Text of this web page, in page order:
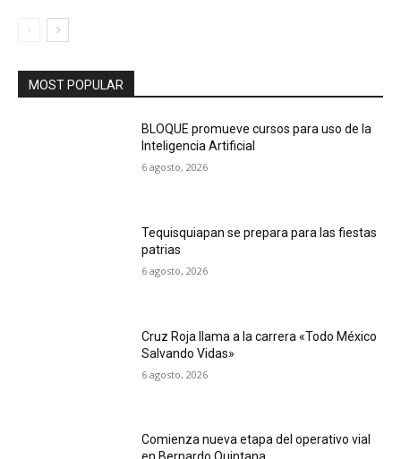
MOST POPULAR
BLOQUE promueve cursos para uso de la
Inteligencia Artificial
6 agosto, 2026
Tequisquiapan se prepara para las fiestas
patrias
6 agosto, 2026
Cruz Roja llama a la carrera «Todo México
Salvando Vidas»
6 agosto, 2026
Comienza nueva etapa del operativo vial